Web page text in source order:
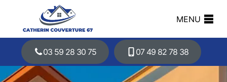
MENU
03 59 28 30 75 07 49 82 78 38